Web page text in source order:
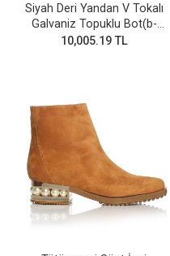
Siyah Deri Yandan V Tokalı
Galvaniz Topuklu Bot(b-
28v)
10,005.19 TL